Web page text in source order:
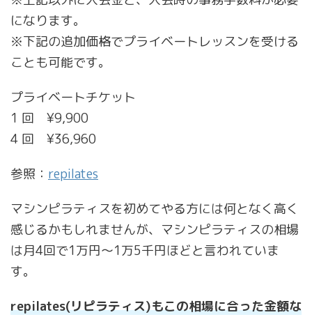
になります。
※下記の追加価格でプライベートレッスンを受ける
ことも可能です。
プライベートチケット
1 回 ¥9,900
4 回 ¥36,960
参照： repilates
マシンピラティスを初めてやる方には何となく高く
感じるかもしれませんが、マシンピラティスの相場
は月4回で1万円～1万5千円ほどと言われていま
す。
repilates(リピラティス)もこの相場に合った金額な